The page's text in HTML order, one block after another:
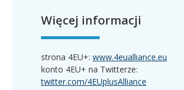
Więcej informacji
strona 4EU+: www.4eualliance.eu
konto 4EU+ na Twitterze:
twitter.com/4EUplusAlliance